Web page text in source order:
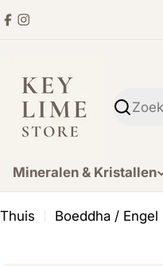
Ga
inhoud
Facebook
Instagram
Mineralen & Kristallen
Thuis Boeddha / Engel